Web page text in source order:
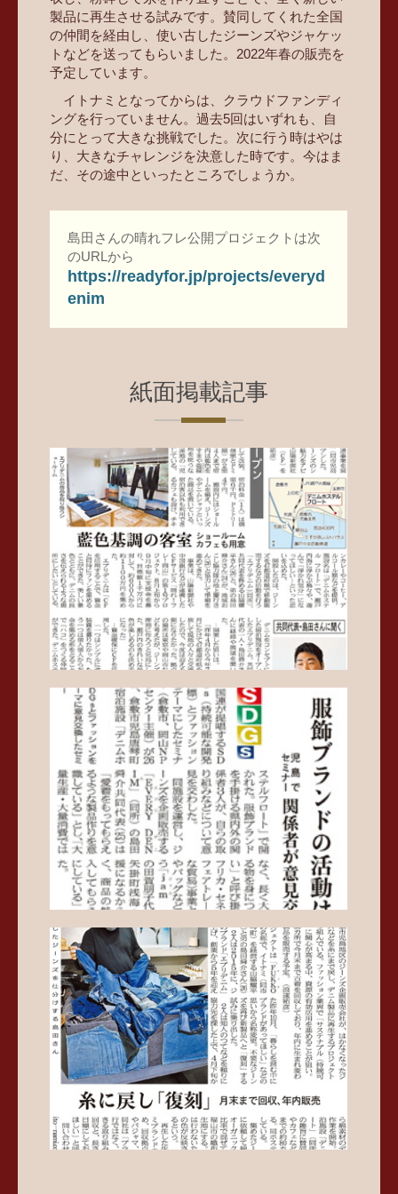
製品に再生させる試みです。賛同してくれた全国
の仲間を経由し、使い古したジーンズやジャケッ
トなどを送ってもらいました。2022年春の販売を
予定しています。
イトナミとなってからは、クラウドファンディ
ングを行っていません。過去5回はいずれも、自
分にとって大きな挑戦でした。次に行う時はやは
り、大きなチャレンジを決意した時です。今はま
だ、その途中といったところでしょうか。
島田さんの晴れフレ公開プロジェクトは次
のURLから
https://readyfor.jp/projects/everyd
enim
紙面掲載記事